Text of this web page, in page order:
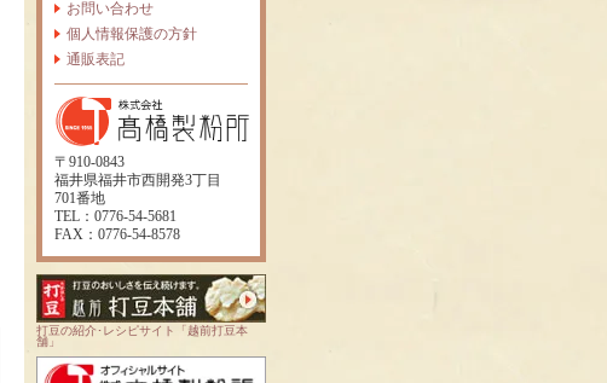
お問い合わせ
個人情報保護の方針
通販表記
〒910-0843
福井県福井市西開発3丁目
701番地
TEL：0776-54-5681
FAX：0776-54-8578
打豆の紹介･レシピサイト「越前打豆本
舗」